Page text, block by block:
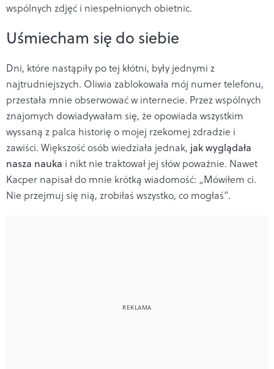
wspólnych zdjęć i niespełnionych obietnic.
Uśmiecham się do siebie
Dni, które nastąpiły po tej kłótni, były jednymi z
najtrudniejszych. Oliwia zablokowała mój numer telefonu,
przestała mnie obserwować w internecie. Przez wspólnych
znajomych dowiadywałam się, że opowiada wszystkim
wyssaną z palca historię o mojej rzekomej zdradzie i
zawiści. Większość osób wiedziała jednak, jak wyglądała
nasza nauka i nikt nie traktował jej słów poważnie. Nawet
Kacper napisał do mnie krótką wiadomość: „Mówiłem ci.
Nie przejmuj się nią, zrobiłaś wszystko, co mogłaś”.